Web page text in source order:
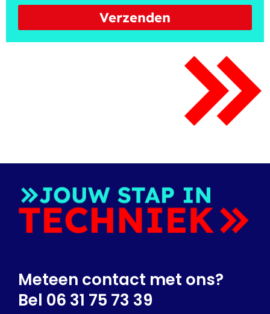
Verzenden
Meteen contact met ons?
Bel 06 31 75 73 39